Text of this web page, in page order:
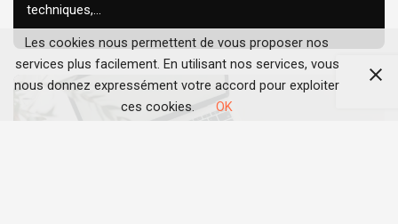
techniques,...
Les cookies nous permettent de vous proposer nos
services plus facilement. En utilisant nos services, vous
nous donnez expressément votre accord pour exploiter
ces cookies.
OK